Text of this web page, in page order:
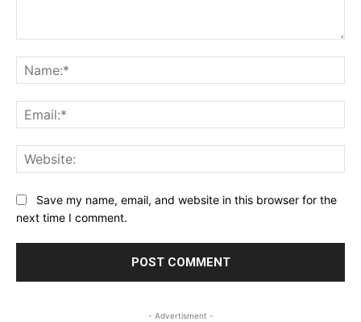
Save my name, email, and website in this browser for the
next time I comment.
- Advertisment -